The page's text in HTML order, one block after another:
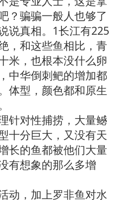
？骗骗一般人也够了
说真相。1长江有225
，和这些鱼相比，青
米，也根本没什么卵
中华倒刺鲃的增加都
体型，颜色都和原生
针对性捕捞，大量鳡
十分巨大，又没有天
长的鱼都被他们大量
有想象的那么多增
动，加上罗非鱼对水